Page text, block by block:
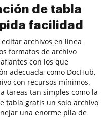
de tabla
facilidad
archivos en línea
formatos de archivo
con los que
adecuada, como DocHub,
con recursos mínimos.
tareas tan simples como la
tabla gratis un solo archivo
una enorme pila de